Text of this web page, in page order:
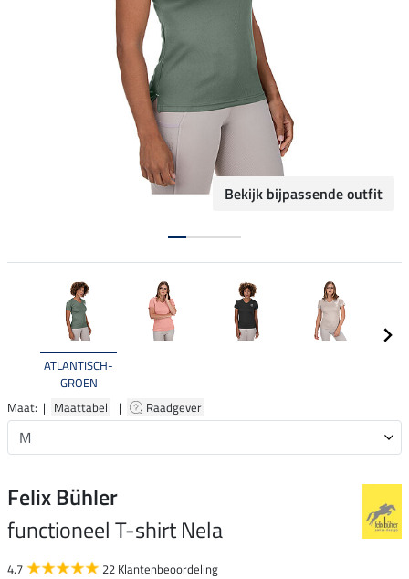
Bekijk bijpassende outfit
ATLANTISCH-
GROEN
Maat: | Maattabel | Raadgever
Felix Bühler
functioneel T-shirt Nela
4.7 22 Klantenbeoordeling